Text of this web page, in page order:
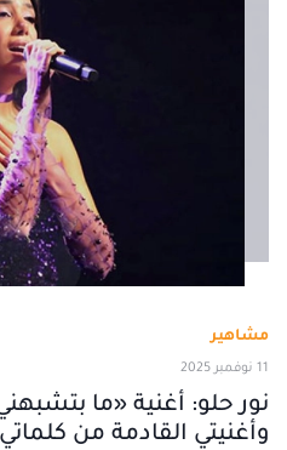
مشاهير
11 نوفمبر 2025
نور حلو: أغنية «ما
وأغنيتي القادمة من